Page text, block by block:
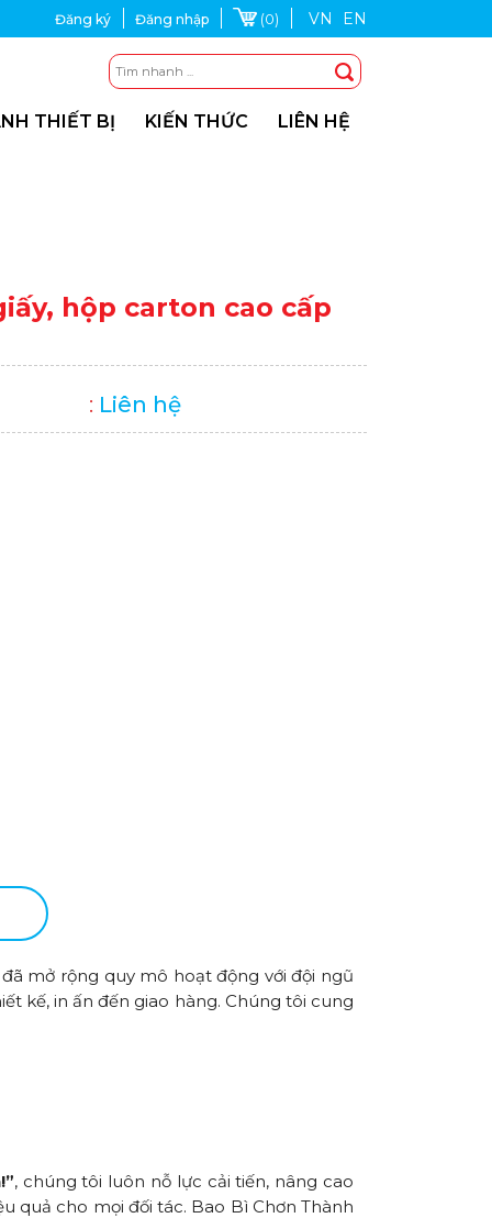
Đăng ký Đăng nhập (0) VN EN
THIẾT BỊ KIẾN THỨC LIÊN HỆ
hộp carton cao cấp
: Liên hệ
mở rộng quy mô hoạt động với đội ngũ
kế, in ấn đến giao hàng. Chúng tôi cung
, chúng tôi luôn nỗ lực cải tiến, nâng cao
quả cho mọi đối tác. Bao Bì Chơn Thành